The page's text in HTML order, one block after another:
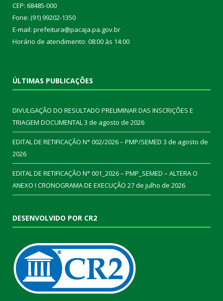
CEP: 68485-000
Fone: (91) 99202-1350
E-mail: prefeitura@pacaja.pa.gov.br
Horário de atendimento: 08:00 às 14:00
ÚLTIMAS PUBLICAÇÕES
DIVULGAÇÃO DO RESULTADO PRELIMINAR DAS INSCRIÇÕES E
TRIAGEM DOCUMENTAL3 de agosto de 2026
EDITAL DE RETIFICAÇÃO N° 002/2026 – PMP/SEMED 3 de agosto de
2026
EDITAL DE RETIFICAÇÃO N° 001_2026 – PMP_SEMED – ALTERA O
ANEXO I CRONOGRAMA DE EXECUÇÃO 27 de julho de 2026
DESENVOLVIDO POR CR2